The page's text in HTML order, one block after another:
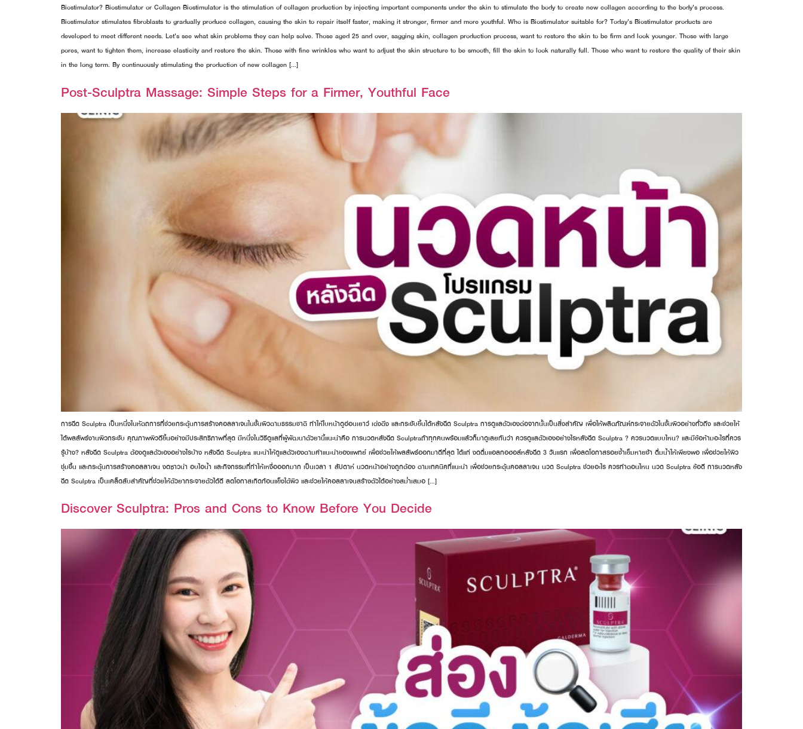
Biostimulator? Biostimulator or Collagen Biostimulator is the stimulation of collagen production by injecting important components under the skin to stimulate the body to create new collagen according to the body's process.
Biostimulator stimulates fibroblasts to gradually produce collagen, causing the skin to repair itself faster, making it stronger, firmer and more youthful. Who is Biostimulator suitable for? Today's Biostimulator products are
developed to meet different needs. Let's see what skin problems they can help solve. Those aged 25 and over, sagging skin, collagen production process, want to restore the skin to be firm and look younger. Those with large
pores, want to tighten them, increase elasticity and restore the skin. Those with fine wrinkles who want to adjust the skin structure to be smooth, fill the skin to look naturally full. Those who want to restore the quality of their skin
in the long term. By continuously stimulating the production of new collagen […]
Post-Sculptra Massage: Simple Steps for a Firmer, Youthful Face
การฉีด Sculptra เป็นหนึ่งในหัตถการที่ช่วยกระตุ้นการสร้างคอลลาเจนในชั้นผิวตามธรรมชาติ ทำให้ใบหน้าดูอ่อนเยาว์ เต่งตึง และกระชับขึ้นได้หลังฉีด Sculptra การดูแลตัวเองต่อจากนั้นเป็นสิ่งสำคัญ เพื่อให้ผลิตภัณฑ์กระจายตัวในชั้นผิวอย่างทั่วถึง และช่วยให้
ได้ผลลัพธ์งานผิวกระชับ คุณภาพผิวดีขึ้นอย่างมีประสิทธิภาพที่สุด มีหนึ่งในวิธีดูแลที่ผู้พัฒนาตัวยานี้แนะนำคือ การนวดหลังฉีด Sculptraถ้าทุกคนพร้อมแล้วก็มาดูเลยกันว่า ควรดูแลตัวเองอย่างไรหลังฉีด Sculptra ? ควรนวดแบบไหน? และมีข้อห้ามอะไรที่ควร
รู้บ้าง? หลังฉีด Sculptra ต้องดูแลตัวเองอย่างไรบ้าง หลังฉีด Sculptra แนะนำให้ดูแลตัวเองตามคำแนะนำของแพทย์ เพื่อช่วยให้ผลลัพธ์ออกมาดีที่สุด ได้แก่ งดดื่มแอลกอฮอล์หลังฉีด 3 วันแรก เพื่อลดโอกาสรอยช้ำเข็มหายช้า ดื่มน้ำให้เพียงพอ เพื่อช่วยให้ผิว
ชุ่มชื้น และกระตุ้นการสร้างคอลลาเจน งดซาวน่า อบไอน้ำ และกิจกรรมที่ทำให้เหงื่อออกมาก เป็นเวลา 1 สัปดาห์ นวดหน้าอย่างถูกต้อง ตามเทคนิคที่แนะนำ เพื่อช่วยกระตุ้นคอลลาเจน นวด Sculptra ช่วยอะไร ควรทำตอนไหน นวด Sculptra ข้อดี การนวดหลัง
ฉีด Sculptra เป็นเคล็ดลับสำคัญที่ช่วยให้ตัวยากระจายตัวได้ดี ลดโอกาสเกิดก้อนแข็งใต้ผิว และช่วยให้คอลลาเจนสร้างตัวได้อย่างสม่ำเสมอ […]
Discover Sculptra: Pros and Cons to Know Before You Decide